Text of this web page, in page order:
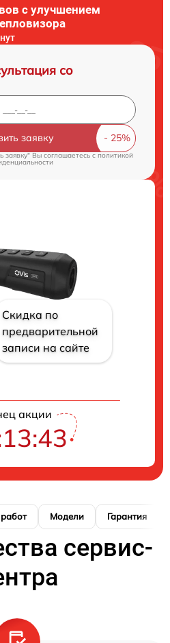
с улучшением
со
заявку
заявку" Вы соглашаетесь c политикой
Скидка по
предварительной
записи на сайте
акции
Модели Гарантия
сервис-